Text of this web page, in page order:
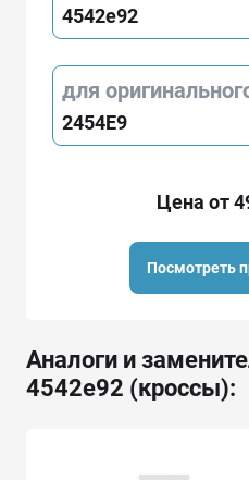
4542e92
для
2454E9
Цена от
Посмотреть
Аналоги и
4542e92 (кроссы):